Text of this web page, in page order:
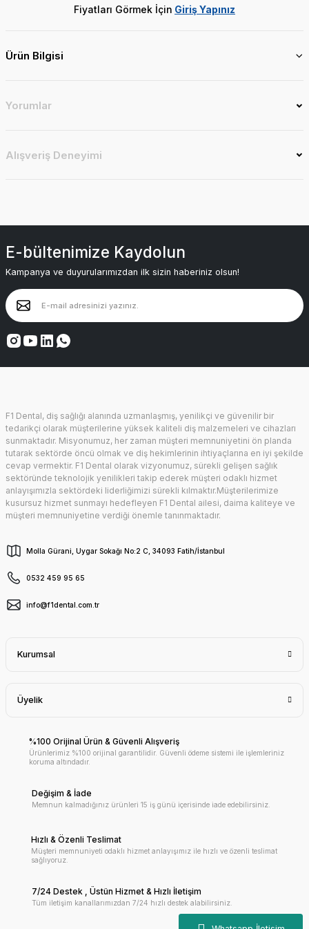
Fiyatları Görmek İçin Giriş Yapınız
Ürün Bilgisi
Yorumlar
Alışveriş Deneyimi
E-bültenimize Kaydolun
Kampanya ve duyurularımızdan ilk sizin haberiniz olsun!
F1 Dental, diş sağlığı alanında uzmanlaşmış, yenilikçi ve güvenilir bir
tedarikçi olarak müşterilerine yüksek kaliteli diş malzemeleri ve cihazları
sunmaktadır. Misyonumuz, her zaman müşteri memnuniyetini ön planda
tutarak sektörde öncü olmak ve diş hekimlerinin ihtiyaçlarına en iyi şekilde
cevap vermektir. F1 Dental olarak vizyonumuz, sürekli gelişen sağlık
sektöründe teknolojik yenilikleri takip ederek müşteri odaklı hizmet
anlayışımızla sektördeki liderliğimizi sürekli kılmaktır.Müşterilerimize
kusursuz hizmet sunmayı hedefleyen F1 Dental ailesi, daima kaliteye ve
müşteri memnuniyetine verdiği önemle tanınmaktadır.
Molla Gürani, Uygar Sokağı No:2 C, 34093 Fatih/İstanbul
0532 459 95 65
info@f1dental.com.tr
Kurumsal
Üyelik
%100 Orijinal Ürün & Güvenli Alışveriş
Ürünlerimiz %100 orijinal garantilidir. Güvenli ödeme sistemi ile işlemleriniz
koruma altındadır.
Değişim & İade
Memnun kalmadığınız ürünleri 15 iş günü içerisinde iade edebilirsiniz.
Hızlı & Özenli Teslimat
Müşteri memnuniyeti odaklı hizmet anlayışımız ile hızlı ve özenli teslimat
sağlıyoruz.
7/24 Destek , Üstün Hizmet & Hızlı İletişim
Tüm iletişim kanallarımızdan 7/24 hızlı destek alabilirsiniz.